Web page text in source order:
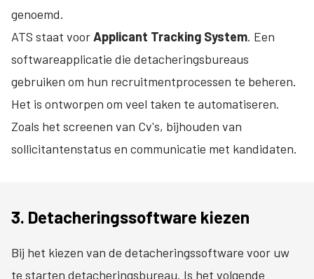
genoemd.
ATS staat voorApplicant Tracking System. Een
softwareapplicatie die detacheringsbureaus
gebruiken om hun recruitmentprocessen te beheren.
Het is ontworpen om veel taken te automatiseren.
Zoals het screenen van Cv's, bijhouden van
sollicitantenstatus en communicatie met kandidaten.
3. Detacheringssoftware kiezen
Bij het kiezen van de detacheringssoftware voor uw
te starten detacheringsbureau. Is het volgende